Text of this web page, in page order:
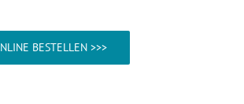
BESTELLEN >>>